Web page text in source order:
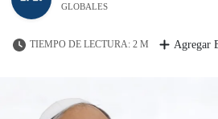
GLOBALES
TIEMPO DE LECTURA: 2 M Agregar